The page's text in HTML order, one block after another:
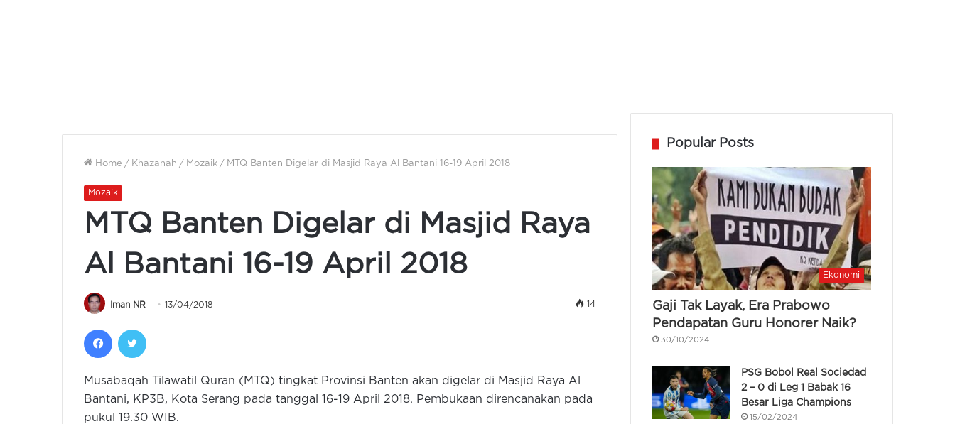
Home / Khazanah / Mozaik / MTQ Banten Digelar di Masjid Raya Al Bantani 16-19 April 2018
Mozaik
MTQ Banten Digelar di Masjid Raya
Al Bantani 16-19 April 2018
Iman NR 13/04/2018 14
Facebook
Musabaqah Tilawatil Quran (MTQ) tingkat Provinsi Banten akan digelar di Masjid Raya Al
Bantani, KP3B, Kota Serang pada tanggal 16-19 April 2018. Pembukaan direncanakan pada
pukul 19.30 WIB.
Popular Posts
Ekonomi
Gaji Tak Layak, Era Prabowo
Pendapatan Guru Honorer Naik?
30/10/2024
PSG Bobol Real Sociedad
2 – 0 di Leg 1 Babak 16
Besar Liga Champions
15/02/2024